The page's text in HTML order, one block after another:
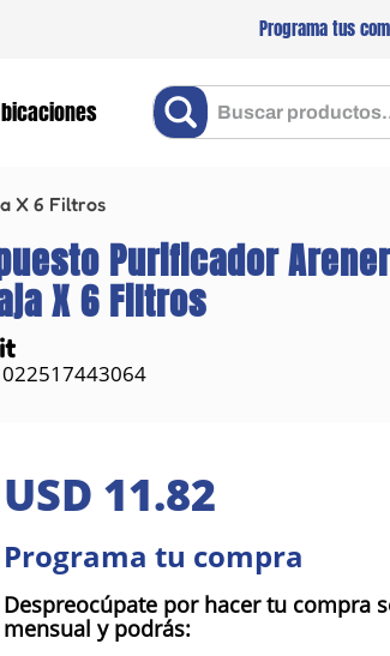
Programa tus
Buscar productos...
X 6 Filtros
Purificador
X 6 Filtros
022517443064
USD 11.82
Programa tu compra
Despreocúpate por hacer tu compra
mensual y podrás: